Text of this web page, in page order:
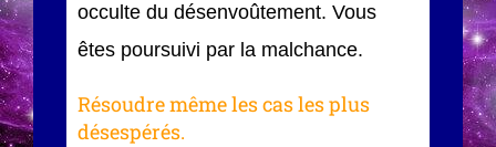
occulte du désenvoûtement. Vous
êtes poursuivi par la malchance.
Résoudre même les cas les plus
désespérés.